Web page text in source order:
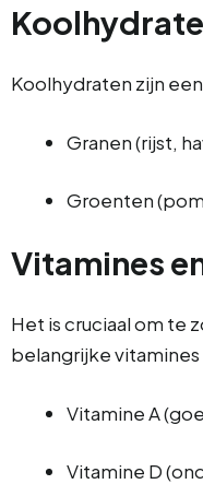
Koolhydraten zijn
Granen (rijst,
Groenten
Vitamines
Het is cruciaal om te
belangrijke vitamines
Vitamine A
Vitamine D